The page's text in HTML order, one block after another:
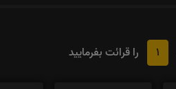
1 را قرائت بفرمایید